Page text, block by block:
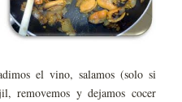
el vino, salamos (solo si
removemos y dejamos cocer